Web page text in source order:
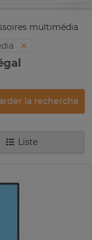
multimédia
la recherche
Liste